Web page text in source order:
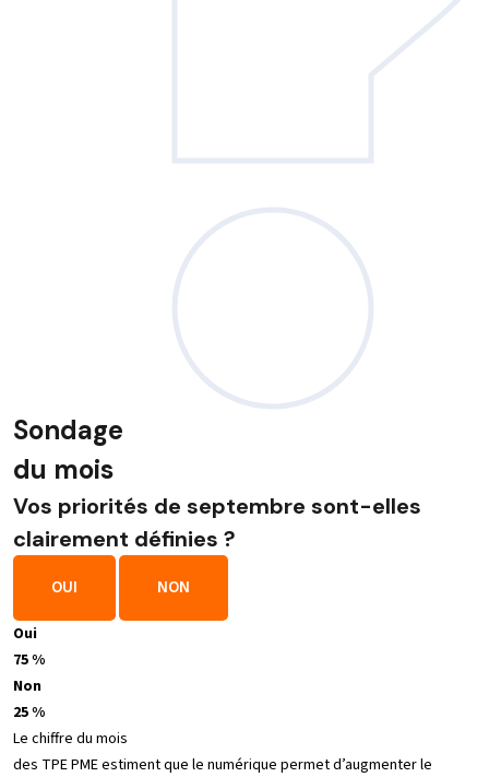
Sondage
du mois
Vos priorités de septembre sont-elles
clairement définies ?
OUI NON
Oui
75 %
Non
25 %
Le chiffre du mois
des TPE PME estiment que le numérique permet d’augmenter le